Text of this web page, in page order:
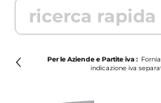
Per le Aziende e Partite iva :
indicazione iva